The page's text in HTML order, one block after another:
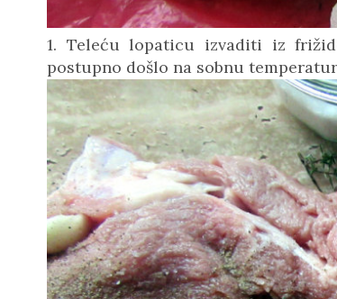
1. Teleću lopaticu izvaditi iz
postupno došlo na sobnu